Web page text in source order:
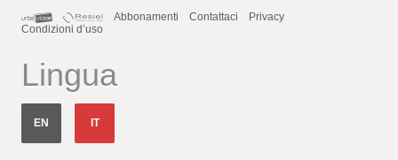
Abbonamenti
Contattaci
Privacy
Condizioni d’uso
Lingua
EN IT